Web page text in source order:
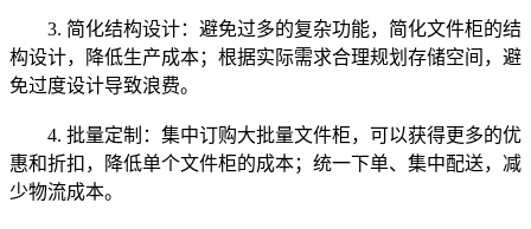
3. 简化结构设计：避免过多的复杂功能，简化文件柜的结
构设计，降低生产成本；根据实际需求合理规划存储空间，避
免过度设计导致浪费。
4. 批量定制：集中订购大批量文件柜，可以获得更多的优
惠和折扣，降低单个文件柜的成本；统一下单、集中配送，减
少物流成本。